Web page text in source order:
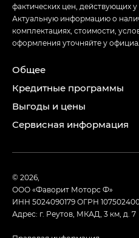
фактических цен, действующих
Актуальную информацию о
комплектациях, стоимости,
оформления уточняйте у
Общее
Кредитные программы
Выгоды и цены
Сервисная информация
© 2026,
ООО «Фаворит Моторс Ф»
ИНН 5024090179ОГРН
Адрес: г. Реутов, МКАД, 3 км, д. 7